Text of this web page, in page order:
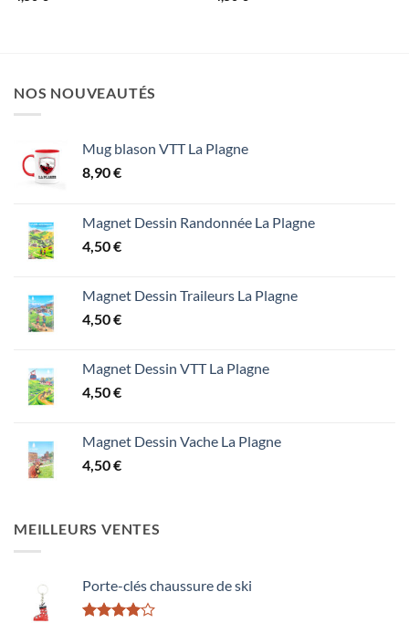
NOS NOUVEAUTÉS
Mug blason VTT La Plagne
8,90€
Magnet Dessin Randonnée La Plagne
4,50€
Magnet Dessin Traileurs La Plagne
4,50€
Magnet Dessin VTT La Plagne
4,50€
Magnet Dessin Vache La Plagne
4,50€
MEILLEURS VENTES
Porte-clés chaussure de ski